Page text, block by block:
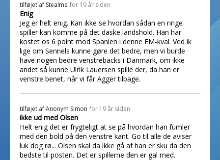
tilføjet af Stealme for 19 år siden
Enig
Jeg er helt enig. Kan ikke se hvordan sådan en ringe
spiller kan komme på det daske landshold. Han har
kostet os 6 point mod Spanien i denne EM-kval. Ved ik
lige om Sennels kunne gøre det bedre, men vi burde
have nogen bedre venstrebacks i Danmark, om ikke
andet så kunne Ulrik Lauersen spille der, da han er
venstre benet, når vi får Agger tilbage.
tilføjet afAnonym Simon for 19 år siden
ikke ud med Olsen
Helt enig det er frygteligt at se på hvordan han fumler
med den bold på den venstre kant. Go til alle de aviser
luk dog rø... Olsen skal da ikke gå af han er sku da den
bedste til posten. Det er spillerne den er gal med.